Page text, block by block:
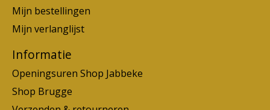
Mijn bestellingen
Mijn verlanglijst
Informatie
Openingsuren Shop Jabbeke
Shop Brugge